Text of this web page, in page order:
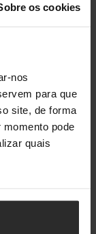
os cookies
nos
para que
site, de forma
momento pode
quais